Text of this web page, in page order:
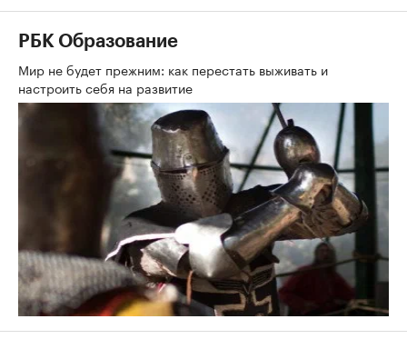
РБК Образование
Мир не будет прежним: как перестать выживать и
настроить себя на развитие